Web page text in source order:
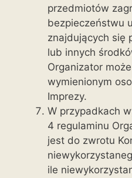
przedmiotów
bezpieczeństwu
znajdujących się
lub innych
Organizator
wymienionym
Imprezy.
W przypadkach
4 regulaminu
jest do zwrotu
ile